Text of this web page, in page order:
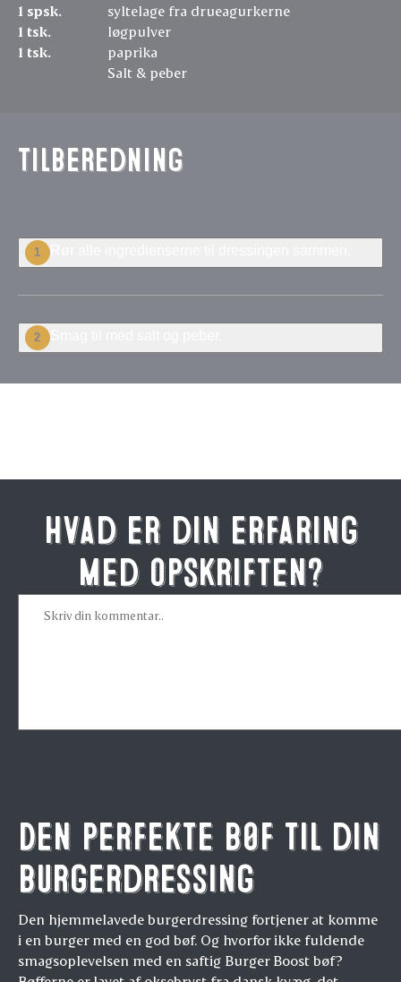
1 spsk.
syltelage fra drueagurkerne
1 tsk.
løgpulver
1 tsk.
paprika
Salt & peber
Tilberedning
1 Rør alle ingredienserne til dressingen sammen.
2 Smag til med salt og peber.
Hvad er din erfaring
med opskriften?
Den perfekte bøf til din
burgerdressing
Den hjemmelavede burgerdressing fortjener at komme
i en burger med en god bøf. Og hvorfor ikke fuldende
smagsoplevelsen med en saftig Burger Boost bøf?